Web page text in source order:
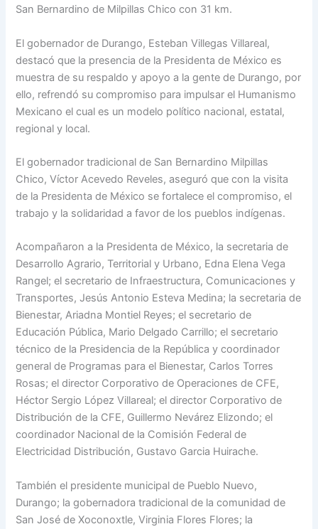
San Bernardino de Milpillas Chico con 31 km.
El gobernador de Durango, Esteban Villegas Villareal,
destacó que la presencia de la Presidenta de México es
muestra de su respaldo y apoyo a la gente de Durango, por
ello, refrendó su compromiso para impulsar el Humanismo
Mexicano el cual es un modelo político nacional, estatal,
regional y local.
El gobernador tradicional de San Bernardino Milpillas
Chico, Víctor Acevedo Reveles, aseguró que con la visita
de la Presidenta de México se fortalece el compromiso, el
trabajo y la solidaridad a favor de los pueblos indígenas.
Acompañaron a la Presidenta de México, la secretaria de
Desarrollo Agrario, Territorial y Urbano, Edna Elena Vega
Rangel; el secretario de Infraestructura, Comunicaciones y
Transportes, Jesús Antonio Esteva Medina; la secretaria de
Bienestar, Ariadna Montiel Reyes; el secretario de
Educación Pública, Mario Delgado Carrillo; el secretario
técnico de la Presidencia de la República y coordinador
general de Programas para el Bienestar, Carlos Torres
Rosas; el director Corporativo de Operaciones de CFE,
Héctor Sergio López Villareal; el director Corporativo de
Distribución de la CFE, Guillermo Nevárez Elizondo; el
coordinador Nacional de la Comisión Federal de
Electricidad Distribución, Gustavo Garcia Huirache.
También el presidente municipal de Pueblo Nuevo,
Durango; la gobernadora tradicional de la comunidad de
San José de Xoconoxtle, Virginia Flores Flores; la